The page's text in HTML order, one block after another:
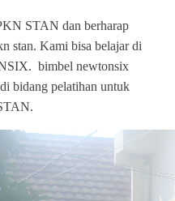
STAN dan berharap
stan. Kami bisa belajar di
bimbel newtonsix
bidang pelatihan untuk